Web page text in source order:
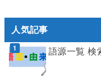
人気記事
語源一覧 検